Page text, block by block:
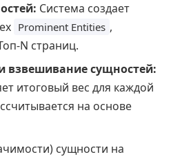
Система создает
Prominent Entities ,
N страниц.
взвешивание сущностей:
итоговый вес для каждой
на основе
сущности на